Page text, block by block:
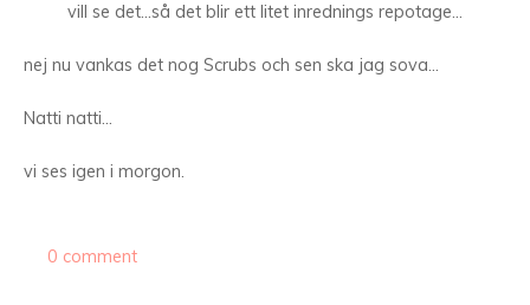
vill se det…så det blir ett litet inrednings repotage…
nej nu vankas det nog Scrubs och sen ska jag sova…
Natti natti…
vi ses igen i morgon.
0 comment